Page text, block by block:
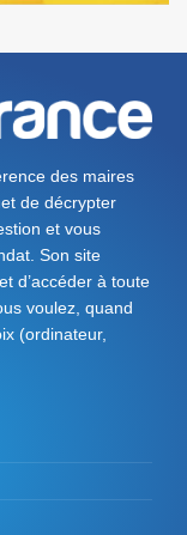
des maires
de décrypter
et vous
Son site
d’accéder à toute
voulez, quand
(ordinateur,